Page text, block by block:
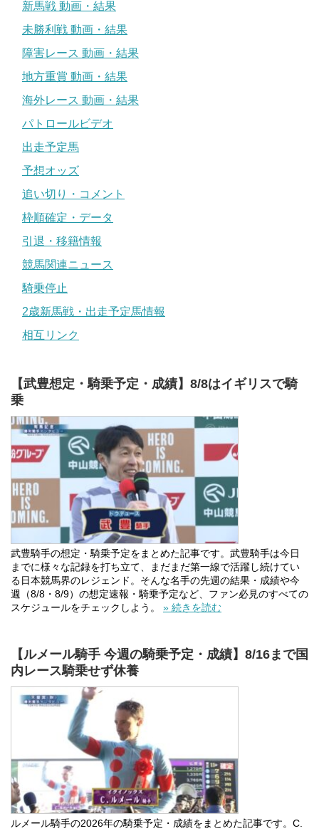
新馬戦 動画・結果
未勝利戦 動画・結果
障害レース 動画・結果
地方重賞 動画・結果
海外レース 動画・結果
パトロールビデオ
出走予定馬
予想オッズ
追い切り・コメント
枠順確定・データ
引退・移籍情報
競馬関連ニュース
騎乗停止
2歳新馬戦・出走予定馬情報
相互リンク
【武豊想定・騎乗予定・成績】8/8はイギリスで騎
乗
武豊騎手の想定・騎乗予定をまとめた記事です。武豊騎手は今日
までに様々な記録を打ち立て、まだまだ第一線で活躍し続けてい
る日本競馬界のレジェンド。そんな名手の先週の結果・成績や今
週（8/8・8/9）の想定速報・騎乗予定など、ファン必見のすべての
スケジュールをチェックしよう。 » 続きを読む
【ルメール騎手 今週の騎乗予定・成績】8/16まで国
内レース騎乗せず休養
ルメール騎手の2026年の騎乗予定・成績をまとめた記事です。C.